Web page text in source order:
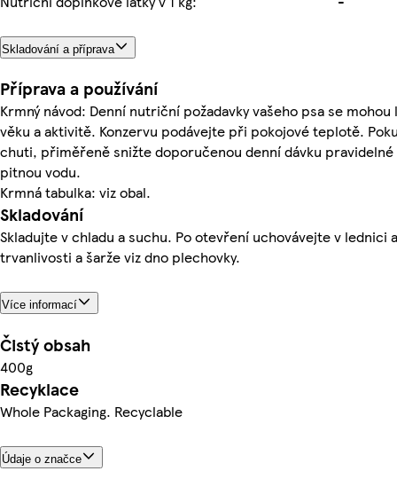
Skladování a příprava
Příprava a používání
Krmný návod: Denní nutriční požadavky vašeho psa se
věku a aktivitě. Konzervu podávejte při pokojové teplotě.
chuti, přiměřeně snižte doporučenou denní dávku
pitnou vodu.
Krmná tabulka: viz obal.
Skladování
Skladujte v chladu a suchu. Po otevření uchovávejte v
trvanlivosti a šarže viz dno plechovky.
Více informací
Čistý obsah
400g
Recyklace
Whole Packaging. Recyclable
Údaje o značce